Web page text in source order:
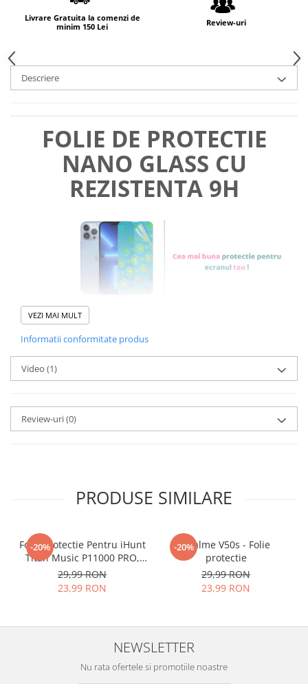
Livrare Gratuita la comenzi de
minim 150 Lei
Review-uri
Descriere
FOLIE DE PROTECTIE
NANO GLASS CU
REZISTENTA 9H
Foliile noastre sunt
tu.
Materialul folosit in
esteNano Glass flexibil.
AcestagaranteazacaNU SE
SPARGE in mii de cioburi
ascutite si periculoase.
zgarieturi si spargere, ci si
INTARESTE ecranul!
Folia avand rezistenta 9H la
VEZI MAI MULT
Informatii conformitate produs
Video (1)
Review-uri(0)
PRODUSE SIMILARE
-20%
Folie Protectie Pentru iHunt
Titan Music P11000 PRO,
VDOO
29,99 RON
23,99 RON
-20%
Realme V50s - Folie
protectie
29,99 RON
23,99 RON
NEWSLETTER
Nu rata ofertele si promotiile noastre